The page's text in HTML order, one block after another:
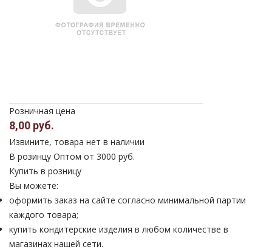
Розничная цена
8,00 руб.
Извините, товара нет в наличии
В розинцу Оптом от 3000 руб.
Купить в розницу
Вы можете:
оформить заказ на сайте согласно минимальной партии
каждого товара;
купить кондитерские изделия в любом количестве в
магазинах нашей сети.